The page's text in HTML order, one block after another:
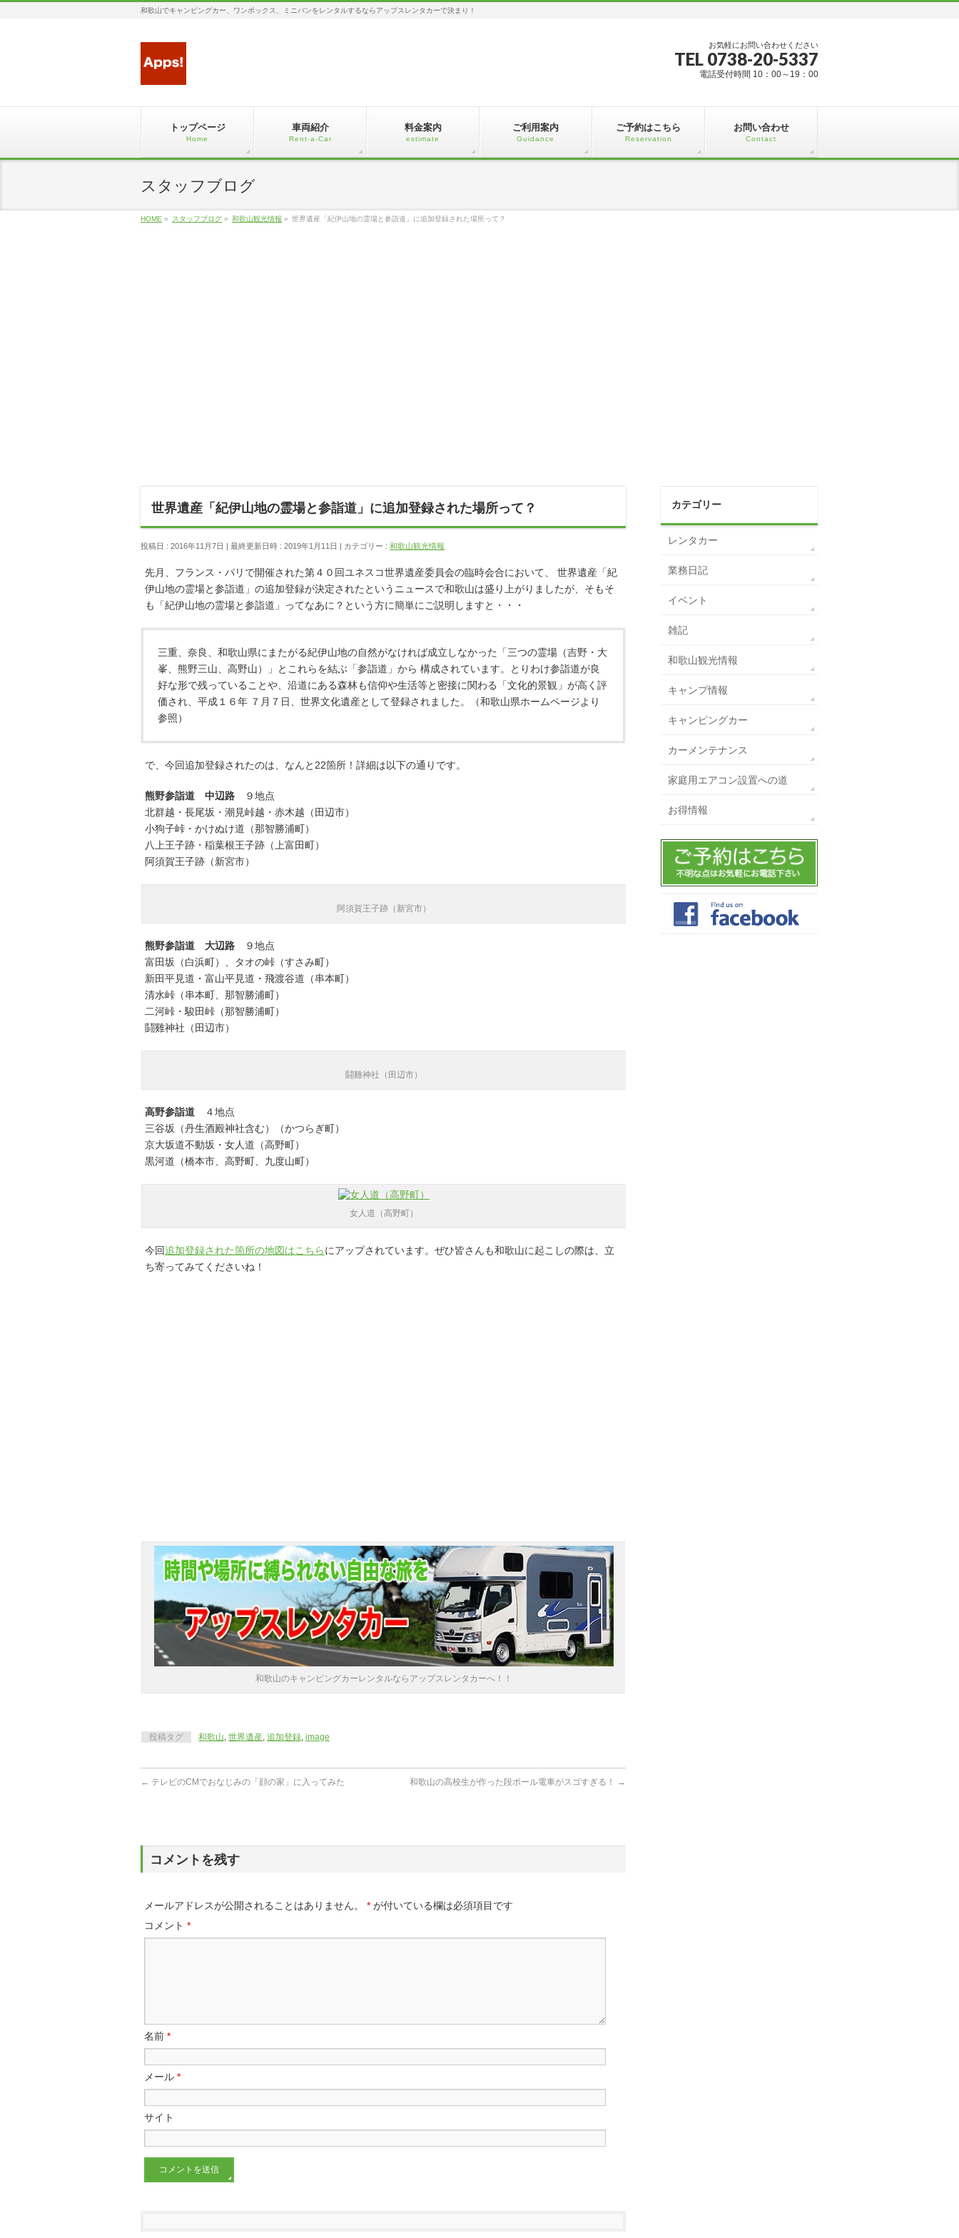
和歌山でキャンピングカー、ワンボックス、ミニバンをレンタルするならアップスレンタカーで決まり！
お気軽にお問い合わせください
TEL 0738-20-5337
電話受付時間 10：00～19：00
トップページ
Home
車両紹介
Rent-a-Car
料金案内
estimate
ご利用案内
Guidance
ご予約はこちら
Reservation
お問い合わせ
Contact
スタッフブログ
HOME » スタッフブログ » 和歌山観光情報 » 世界遺産「紀伊山地の霊場と参詣道」に追加登録された場所って？
世界遺産「紀伊山地の霊場と参詣道」に追加登録された場所って？
投稿日 : 2016年11月7日 最終更新日時 : 2019年1月11日 カテゴリー : 和歌山観光情報
先月、フランス・パリで開催された第４０回ユネスコ世界遺産委員会の臨時会合において、 世界遺産「紀
伊山地の霊場と参詣道」の追加登録が決定されたというニュースで和歌山は盛り上がりましたが、そもそ
も「紀伊山地の霊場と参詣道」ってなあに？という方に簡単にご説明しますと・・・
三重、奈良、和歌山県にまたがる紀伊山地の自然がなければ成立しなかった「三つの霊場（吉野・大
峯、熊野三山、高野山）」とこれらを結ぶ「参詣道」から 構成されています。とりわけ参詣道が良
好な形で残っていることや、沿道にある森林も信仰や生活等と密接に関わる「文化的景観」が高く評
価され、平成１６年 ７月７日、世界文化遺産として登録されました。（和歌山県ホームページより
参照）
で、今回追加登録されたのは、なんと22箇所！詳細は以下の通りです。
熊野参詣道 中辺路 ９地点
北群越・長尾坂・潮見峠越・赤木越（田辺市）
小狗子峠・かけぬけ道（那智勝浦町）
八上王子跡・稲葉根王子跡（上富田町）
阿須賀王子跡（新宮市）
阿須賀王子跡（新宮市）
熊野参詣道 大辺路 ９地点
富田坂（白浜町）、タオの峠（すさみ町）
新田平見道・富山平見道・飛渡谷道（串本町）
清水峠（串本町、那智勝浦町）
二河峠・駿田峠（那智勝浦町）
鬪雞神社（田辺市）
鬪雞神社（田辺市）
高野参詣道 ４地点
三谷坂（丹生酒殿神社含む）（かつらぎ町）
京大坂道不動坂・女人道（高野町）
黒河道（橋本市、高野町、九度山町）
女人道（高野町）
今回追加登録された箇所の地図はこちらにアップされています。ぜひ皆さんも和歌山に起こしの際は、立
ち寄ってみてくださいね！
和歌山のキャンピングカーレンタルならアップスレンタカーへ！！
投稿タグ 和歌山, 世界遺産, 追加登録, image
← テレビのCMでおなじみの「顔の家」に入ってみた 和歌山の高校生が作った段ボール電車がスゴすぎる！ →
コメントを残す
メールアドレスが公開されることはありません。 * が付いている欄は必須項目です
コメント *
名前 *
メール *
サイト
カテゴリー
レンタカー
業務日記
イベント
雑記
和歌山観光情報
キャンプ情報
キャンピングカー
カーメンテナンス
家庭用エアコン設置への道
お得情報